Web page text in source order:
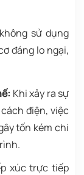
sử dụng
đáng lo ngại,
Khi xảy ra sự
điện, việc
tốn kém chi
xúc trực tiếp